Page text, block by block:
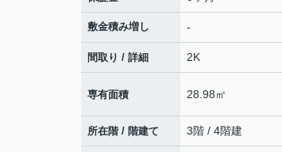
敷金積み増し -
間取り / 詳細 2K
専有面積 28.98㎡
所在階 / 階建て 3階 / 4階建